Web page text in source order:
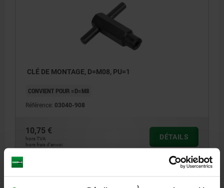
CLÉ DE MONTAGE, D=M08, PU=1
CONVIENT POUR =D=M8
Référence: 03040-908
10,75 €
hors TVA
hors frais d’envoi
DÉTAILS